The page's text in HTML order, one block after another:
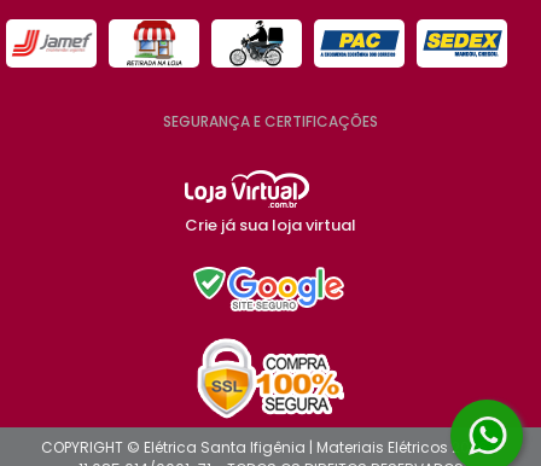
SEGURANÇA E CERTIFICAÇÕES
Crie já sua loja virtual
COPYRIGHT © Elétrica Santa Ifigênia | Materiais Elétricos 2026 -